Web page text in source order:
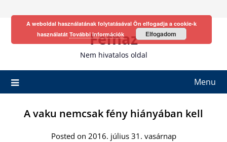
Fefhaz
Nem hivatalos oldal
Menu
A vaku nemcsak fény hiányában kell
Posted on 2016. július 31. vasárnap
A weboldal használatának folytatásával Ön elfogadja a cookie-k
használatát További információk Elfogadom